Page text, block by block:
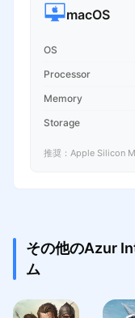
macOS
OS
Processor
Memory
Storage
推奨：Apple Silicon
その他のAzur
ム